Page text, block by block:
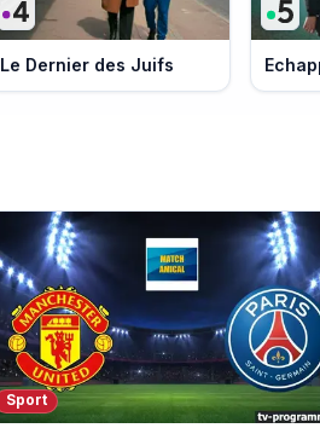
Le Dernier des Juifs
Sport